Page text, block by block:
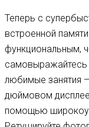
Теперь с
встроенной
функциональным,
самовыражайтесь
любимые занятия
дюймовом дисплее
помощью